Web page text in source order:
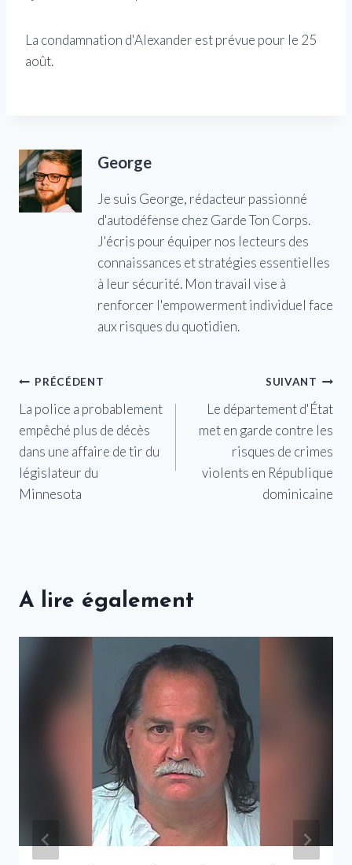
La condamnation d'Alexander est prévue pour le 25
août.
George
Je suis George, rédacteur passionné
d'autodéfense chez Garde Ton Corps.
J'écris pour équiper nos lecteurs des
connaissances et stratégies essentielles
à leur sécurité. Mon travail vise à
renforcer l'empowerment individuel face
aux risques du quotidien.
Navigation
de
l’article
PRÉCÉDENT
La police a probablement
empêché plus de décès
dans une affaire de tir du
législateur du
Minnesota
SUIVANT
Le département d'État
met en garde contre les
risques de crimes
violents en République
dominicaine
A lire également